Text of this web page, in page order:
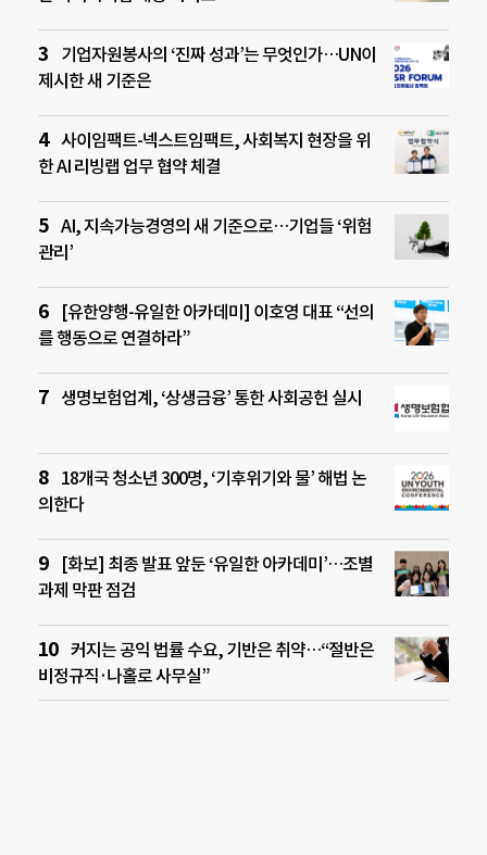
기업자원봉사의 ‘진짜 성과’는 무엇인가…UN이
제시한 새 기준은
사이임팩트-넥스트임팩트, 사회복지 현장을 위
한 AI 리빙랩 업무 협약 체결
AI, 지속가능경영의 새 기준으로…기업들 ‘위험
관리’
[유한양행-유일한 아카데미] 이호영 대표 “선의
를 행동으로 연결하라”
생명보험업계, ‘상생금융’ 통한 사회공헌 실시
18개국 청소년 300명, ‘기후위기와 물’ 해법 논
의한다
[화보] 최종 발표 앞둔 ‘유일한 아카데미’…조별
과제 막판 점검
커지는 공익 법률 수요, 기반은 취약…“절반은
비정규직·나홀로 사무실”